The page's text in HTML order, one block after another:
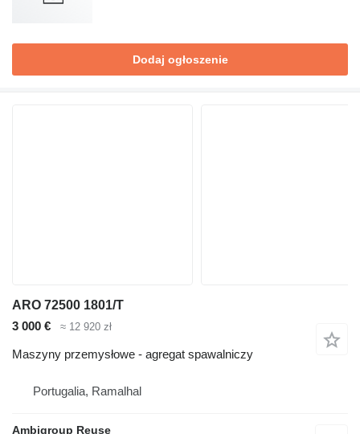
Dodaj ogłoszenie
ARO 72500 1801/T
3 000 €
≈ 12 920 zł
Maszyny przemysłowe - agregat spawalniczy
Portugalia, Ramalhal
Ambigroup Reuse